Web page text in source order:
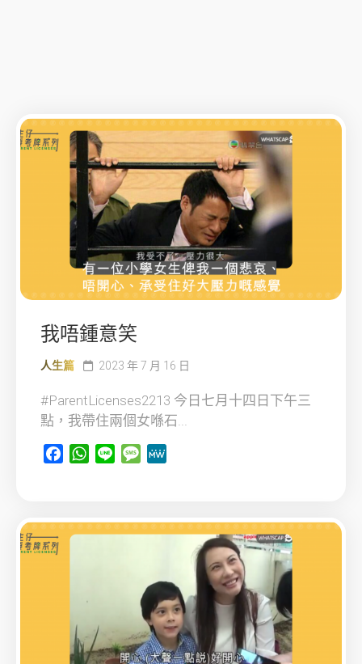
我唔鍾意笑
人生篇 2023 年 7 月 16 日
#ParentLicenses2213 今日七月十四日下午三
點，我帶住兩個女喺石...
FacebookWhatsApp
Line Message